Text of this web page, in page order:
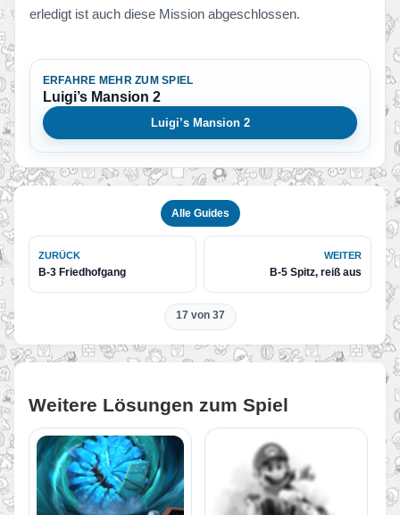
erledigt ist auch diese Mission abgeschlossen.
ERFAHRE MEHR ZUM SPIEL
Luigi’s Mansion 2
Luigi’s Mansion 2
Alle Guides
ZURÜCK
B-3 Friedhofgang
WEITER
B-5 Spitz, reiß aus
17 von 37
Weitere Lösungen zum Spiel